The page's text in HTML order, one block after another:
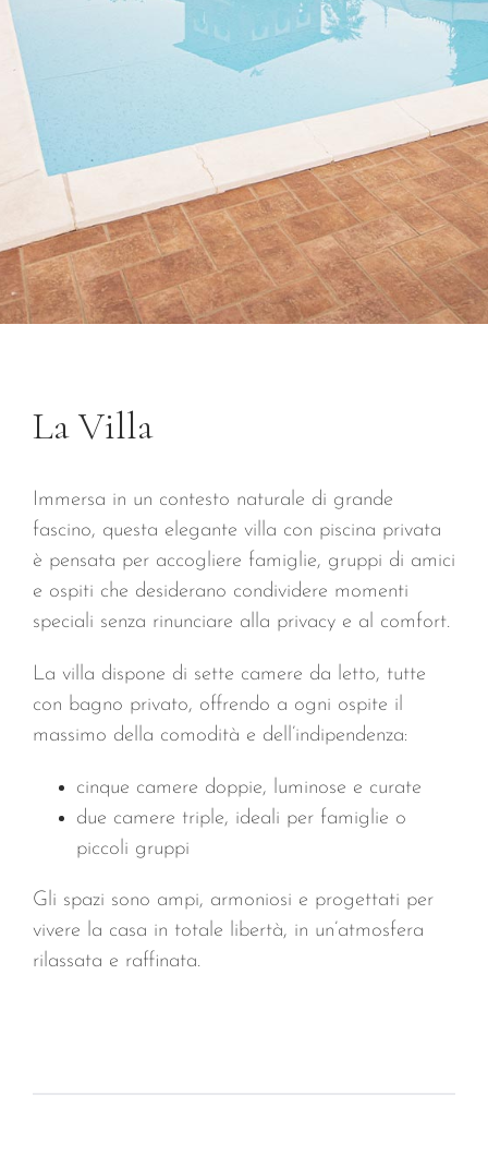
CONTATTI
La Villa
Immersa in un contesto naturale di grande
fascino, questa elegante villa con piscina privata
è pensata per accogliere famiglie, gruppi di amici
e ospiti che desiderano condividere momenti
speciali senza rinunciare alla privacy e al comfort.
La villa dispone di sette camere da letto, tutte
con bagno privato, offrendo a ogni ospite il
massimo della comodità e dell’indipendenza:
cinque camere doppie, luminose e curate
due camere triple, ideali per famiglie o
piccoli gruppi
Gli spazi sono ampi, armoniosi e progettati per
vivere la casa in totale libertà, in un’atmosfera
rilassata e raffinata.